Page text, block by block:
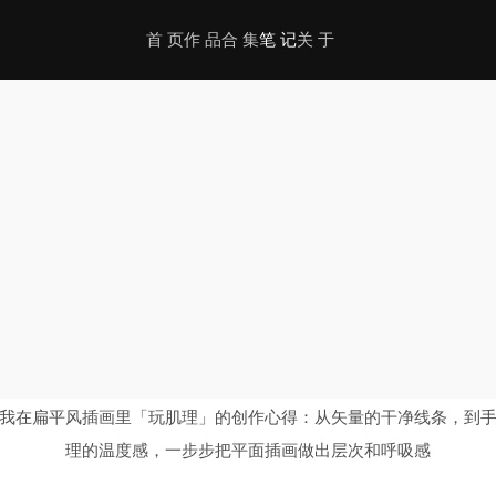
首 页作 品合 集笔 记关 于
在扁平风插画里「玩肌理」的创作心得：从矢量的干净线条，到
理的温度感，一步步把平面插画做出层次和呼吸感